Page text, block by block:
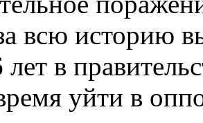
всю историю
лет в
уйти в